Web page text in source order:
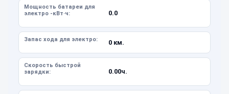
Мощность батареи для
электро -кВт·ч:
0.0
Запас хода для электро: 0 км.
Скорость быстрой
зарядки:
0.00ч.